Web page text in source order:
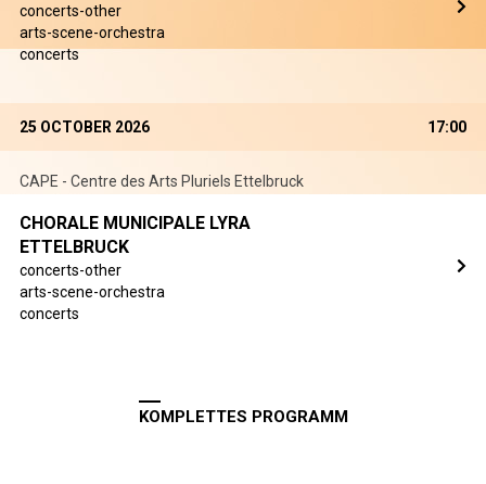
concerts-other
arts-scene-orchestra
concerts
25 OCTOBER 2026 17:00
CAPE - Centre des Arts Pluriels Ettelbruck
CHORALE MUNICIPALE LYRA
ETTELBRUCK
concerts-other
arts-scene-orchestra
concerts
KOMPLETTES PROGRAMM